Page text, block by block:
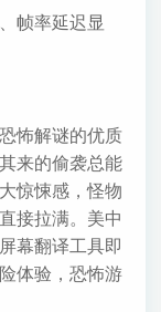
帧率延迟显
怖解谜的优质
来的偷袭总能
惊悚感，怪物
接拉满。美中
幕翻译工具即
体验，恐怖游